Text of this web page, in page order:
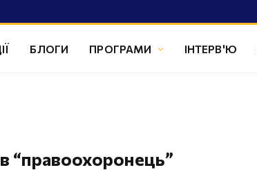
БЛОГИ ПРОГРАМИ ІНТЕРВ'Ю
“правоохоронець”